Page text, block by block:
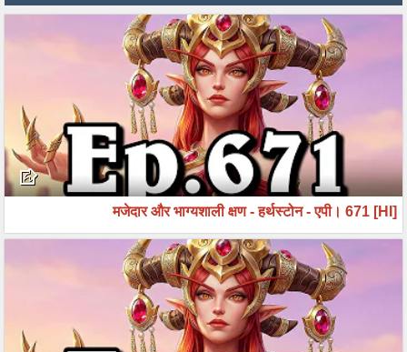
[HI] मजेदार और भाग्यशाली क्षण - हर्थस्टोन - एपी। 671